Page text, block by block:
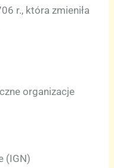
r., która zmieniła
organizacje
(IGN)